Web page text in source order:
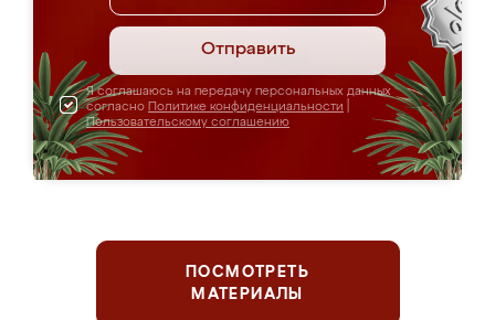
Отправить
Я соглашаюсь на передачу персональных данных
согласно Политике конфиденциальности
Пользовательскому соглашению
ПОСМОТРЕТЬ
МАТЕРИАЛЫ